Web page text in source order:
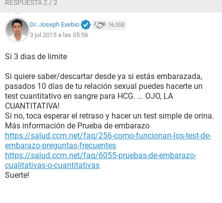
RESPUESTA 2 / 2
Dr. Joseph Exebio 16.358
3 jul 2015 a las 05:56
Si 3 dias de limite
Si quiere saber/descartar desde ya si estás embarazada,
pasados 10 días de tu relación sexual puedes hacerte un
test cuantitativo en sangre para HCG. ... OJO, LA
CUANTITATIVA!
Si no, toca esperar el retraso y hacer un test simple de orina.
Más información de Prueba de embarazo
https://salud.ccm.net/faq/256-como-funcionan-los-test-de-
embarazo-preguntas-frecuentes
https://salud.ccm.net/faq/6055-pruebas-de-embarazo-
cualitativas-o-cuantitativas
Suerte!